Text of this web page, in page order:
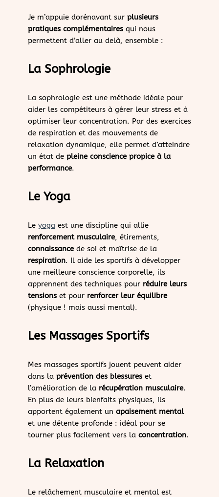
Je m’appuie dorénavant sur plusieurs
pratiques complémentaires qui nous
permettent d’aller au delà, ensemble :
La Sophrologie
La sophrologie est une méthode idéale pour
aider les compétiteurs à gérer leur stress et à
optimiser leur concentration. Par des exercices
de respiration et des mouvements de
relaxation dynamique, elle permet d’atteindre
un état de pleine conscience propice à la
performance.
Le Yoga
Le yogaest une discipline qui allie
renforcement musculaire, étirements,
connaissancede soi et maîtrise de la
respiration. Il aide les sportifs à développer
une meilleure conscience corporelle, ils
apprennent des techniques pour réduire leurs
tensionset pour renforcer leur équilibre
(physique ! mais aussi mental).
Les Massages Sportifs
Mes massages sportifs jouent peuvent aider
dans la prévention des blessures et
l’amélioration de la récupération musculaire.
En plus de leurs bienfaits physiques, ils
apportent également un apaisement mental
et une détente profonde : idéal pour se
tourner plus facilement vers la concentration.
La Relaxation
Le relâchement musculaire et mental est